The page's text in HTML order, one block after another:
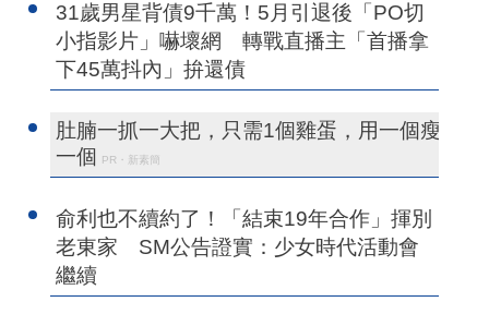
31歲男星背債9千萬！5月引退後「PO切
小指影片」嚇壞網 轉戰直播主「首播拿
下45萬抖內」拚還債
肚腩一抓一大把，只需1個雞蛋，用一個瘦
一個
PR・新素簡
俞利也不續約了！「結束19年合作」揮別
老東家 SM公告證實：少女時代活動會
繼續